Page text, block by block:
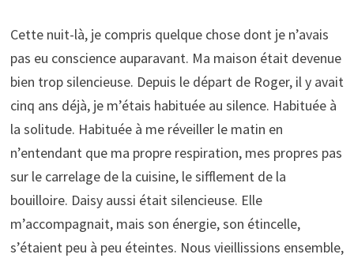
Cette nuit-là, je compris quelque chose dont je n’avais
pas eu conscience auparavant. Ma maison était devenue
bien trop silencieuse. Depuis le départ de Roger, il y avait
cinq ans déjà, je m’étais habituée au silence. Habituée à
la solitude. Habituée à me réveiller le matin en
n’entendant que ma propre respiration, mes propres pas
sur le carrelage de la cuisine, le sifflement de la
bouilloire. Daisy aussi était silencieuse. Elle
m’accompagnait, mais son énergie, son étincelle,
s’étaient peu à peu éteintes. Nous vieillissions ensemble,